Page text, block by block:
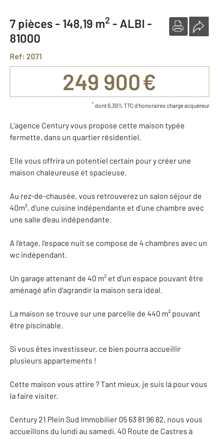
7 pièces - 148,19 m2 - ALBI -
81000
Ref: 2071
249 900 €
* dont 6,39% TTC d'honoraires charge acquéreur
L'agence Century vous propose cette maison typée
fermette, dans un quartier résidentiel.
Elle vous offrira un potentiel certain pour y créer une
maison chaleureuse et spacieuse.
Au rez-de-chausée, vous retrouverez un salon séjour de
40m², d'une cuisine indépendante et d'une chambre avec
une salle d'eau indépendante.
A l'étage, l'espace nuit se compose de 4 chambres avec un
wc indépendant.
Un garage attenant de 40 m² et d'un espace pouvant être
aménagé afin d'agrandir la maison sera idéal.
La maison se trouve sur une parcelle de 440 m² pouvant
être piscinable.
Si vous êtes investisseur, ce bien pourra accueillir
plusieurs appartements !
Cette maison vous attire ? Tant mieux, je suis là pour vous
la faire visiter.
Century 21 Plein Sud Immobilier 05 63 81 96 82, nous vous
accueillons du lundi au samedi, 40 Route de Castres à